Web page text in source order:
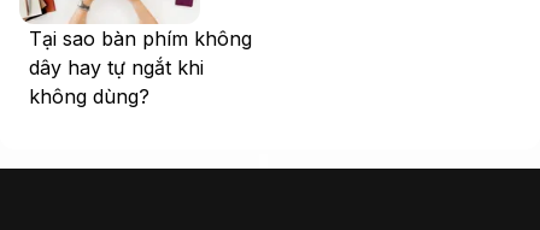
Tại sao bàn phím không
dây hay tự ngắt khi
không dùng?